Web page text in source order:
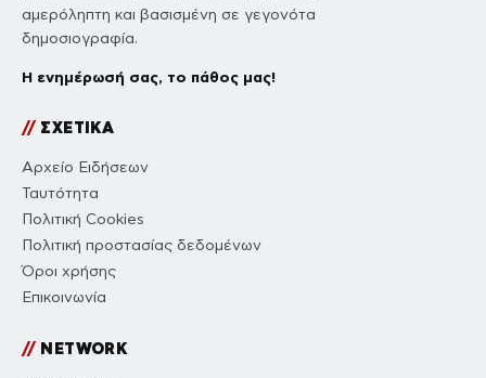
αμερόληπτη και βασισμένη σε γεγονότα
δημοσιογραφία.
Η ενημέρωσή σας, το πάθος μας!
//ΣΧΕΤΙΚΑ
Αρχείο Ειδήσεων
Ταυτότητα
Πολιτική Cookies
Πολιτική προστασίας δεδομένων
Όροι χρήσης
Επικοινωνία
//NETWORK